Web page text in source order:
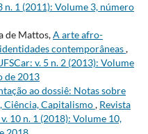
n. 1 (2011): Volume 3, número
de Mattos,A arte afro-
contemporâneas,
v. 5 n. 2 (2013): Volume
de 2013
ao dossiê: Notas sobre
Ciência, Capitalismo, Revista
10 n. 1 (2018): Volume 10,